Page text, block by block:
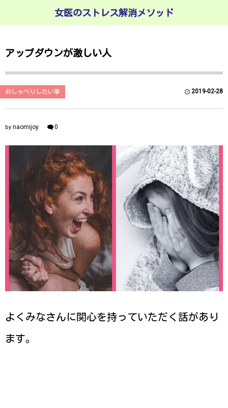
女医のストレス解消メソッド
アップダウンが激しい人
おしゃべりしたい事 2019-02-28
by naomijoy 0
よくみなさんに関心を持っていただく話があり
ます。